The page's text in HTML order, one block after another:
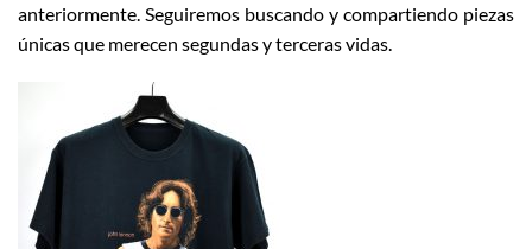
anteriormente. Seguiremos buscando y compartiendo piezas
únicas que merecen segundas y terceras vidas.